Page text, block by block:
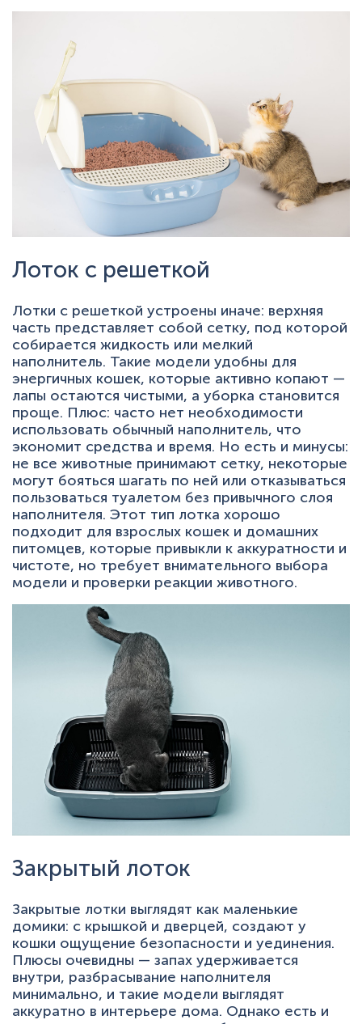
Лоток с решеткой
Лотки с решеткой устроены иначе: верхняя
часть представляет собой сетку, под которой
собирается жидкость или мелкий
наполнитель. Такие модели удобны для
энергичных кошек, которые активно копают —
лапы остаются чистыми, а уборка становится
проще. Плюс: часто нет необходимости
использовать обычный наполнитель, что
экономит средства и время. Но есть и минусы:
не все животные принимают сетку, некоторые
могут бояться шагать по ней или отказываться
пользоваться туалетом без привычного слоя
наполнителя. Этот тип лотка хорошо
подходит для взрослых кошек и домашних
питомцев, которые привыкли к аккуратности и
чистоте, но требует внимательного выбора
модели и проверки реакции животного.
Закрытый лоток
Закрытые лотки выглядят как маленькие
домики: с крышкой и дверцей, создают у
кошки ощущение безопасности и уединения.
Плюсы очевидны — запах удерживается
внутри, разбрасывание наполнителя
минимально, и такие модели выглядят
аккуратно в интерьере дома. Однако есть и